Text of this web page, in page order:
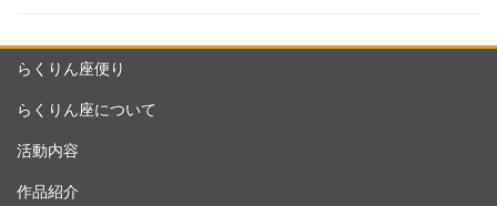
らくりん座便り
らくりん座について
活動内容
作品紹介